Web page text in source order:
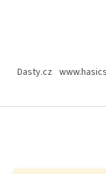
Dasty.cz